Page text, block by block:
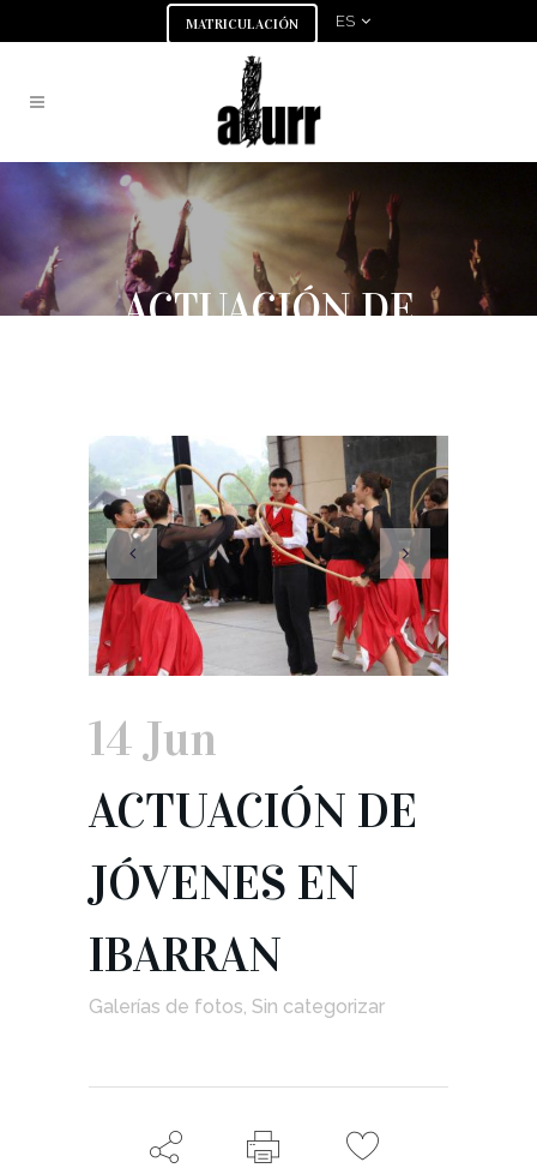
MATRICULACIÓN ES
ACTUACIÓN DE
14 Jun
ACTUACIÓN DE
JÓVENES EN
IBARRAN
Galerías de fotos, Sin categorizar